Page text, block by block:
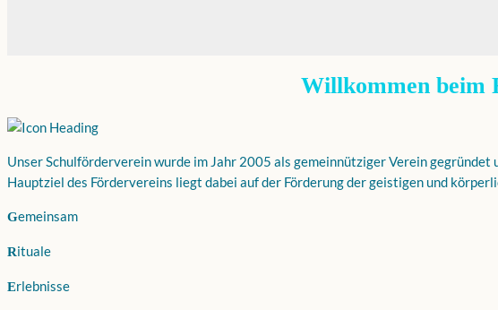
Willkommen beim
Unser Schulförderverein wurde im Jahr 2005 als gemeinnütziger Verein
Hauptziel des Fördervereins liegt dabei auf der Förderung der geistigen und
Gemeinsam
Rituale
Erlebnisse